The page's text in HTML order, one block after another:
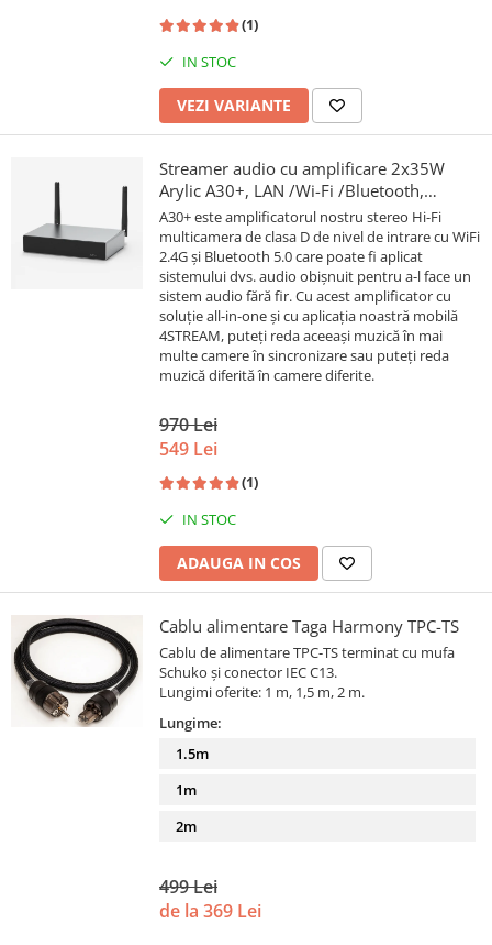
(1)
IN STOC
VEZI VARIANTE
Streamer audio cu amplificare 2x35W
Arylic A30+, LAN /Wi-Fi /Bluetooth,
24bit/192kHz, Multiroom
A30+ este amplificatorul nostru stereo Hi-Fi
multicamera de clasa D de nivel de intrare cu WiFi
2.4G și Bluetooth 5.0 care poate fi aplicat
sistemului dvs. audio obișnuit pentru a-l face un
sistem audio fără fir. Cu acest amplificator cu
soluție all-in-one și cu aplicația noastră mobilă
4STREAM, puteți reda aceeași muzică în mai
multe camere în sincronizare sau puteți reda
muzică diferită în camere diferite.
970 Lei
549 Lei
(1)
IN STOC
ADAUGA IN COS
Cablu alimentare Taga Harmony TPC-TS
Cablu de alimentare TPC-TS terminat cu mufa
Schuko și conector IEC C13.
Lungimi oferite: 1 m, 1,5 m, 2 m.
Lungime:
1.5m
1m
2m
499 Lei
de la 369 Lei